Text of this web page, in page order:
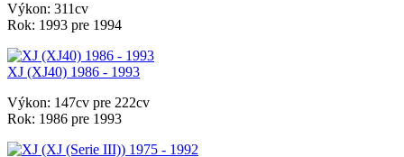
Výkon: 311cv
Rok: 1993 pre 1994
XJ (XJ40) 1986 - 1993
Výkon: 147cv pre 222cv
Rok: 1986 pre 1993